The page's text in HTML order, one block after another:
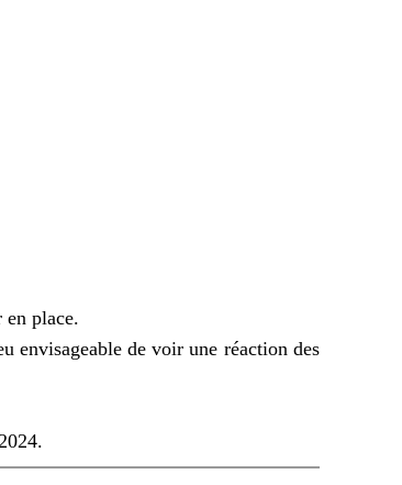
place.
envisageable de voir une réaction des